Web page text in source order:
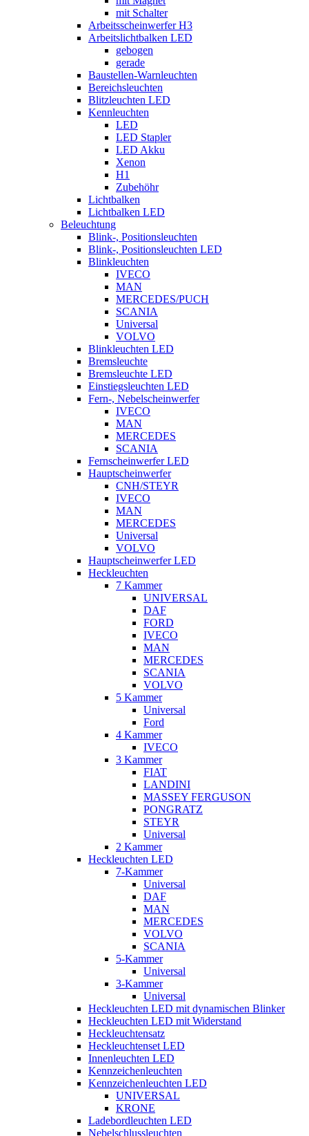
mit Schalter
Arbeitsscheinwerfer H3
Arbeitslichtbalken LED
gebogen
gerade
Baustellen-Warnleuchten
Bereichsleuchten
Blitzleuchten LED
Kennleuchten
LED
LED Stapler
LED Akku
Xenon
H1
Zubehöhr
Lichtbalken
Lichtbalken LED
Beleuchtung
Blink-, Positionsleuchten
Blink-, Positionsleuchten LED
Blinkleuchten
IVECO
MAN
MERCEDES/PUCH
SCANIA
Universal
VOLVO
Blinkleuchten LED
Bremsleuchte
Bremsleuchte LED
Einstiegsleuchten LED
Fern-, Nebelscheinwerfer
IVECO
MAN
MERCEDES
SCANIA
Fernscheinwerfer LED
Hauptscheinwerfer
CNH/STEYR
IVECO
MAN
MERCEDES
Universal
VOLVO
Hauptscheinwerfer LED
Heckleuchten
7 Kammer
UNIVERSAL
DAF
FORD
IVECO
MAN
MERCEDES
SCANIA
VOLVO
5 Kammer
Universal
Ford
4 Kammer
IVECO
3 Kammer
FIAT
LANDINI
MASSEY FERGUSON
PONGRATZ
STEYR
Universal
2 Kammer
Heckleuchten LED
7-Kammer
Universal
DAF
MAN
MERCEDES
VOLVO
SCANIA
5-Kammer
Universal
3-Kammer
Universal
Heckleuchten LED mit dynamischen Blinker
Heckleuchten LED mit Widerstand
Heckleuchtensatz
Heckleuchtenset LED
Innenleuchten LED
Kennzeichenleuchten
Kennzeichenleuchten LED
UNIVERSAL
KRONE
Ladebordleuchten LED
Nebelschlussleuchten